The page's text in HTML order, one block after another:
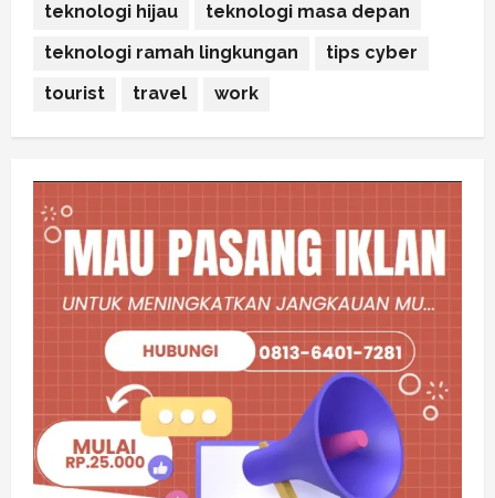
teknologi hijau
teknologi masa depan
teknologi ramah lingkungan
tips cyber
tourist
travel work